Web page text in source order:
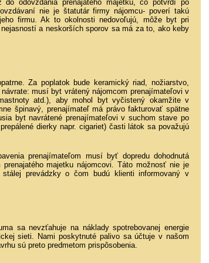
odovzdania prenajatého majetku, čo potvrdí po
nie je štatutár firmy nájomcu- poverí takú
firmu. Ak to okolnosti nedovoľujú, môže byt pri
a neskorších sporov sa má za to, ako keby
Za poplatok bude keramický riad, nožiarstvo,
musí byt vrátený nájomcom prenajímateľovi v
atd.), aby mohol byt vyčistený okamžite v
špinavý, prenajímateľ má právo fakturovať spätne
byt navrátené prenajímateľovi v suchom stave po
dierky napr. cigariet) časti látok sa považujú
prenajímateľom musí byť dopredu dohodnutá
majetku nájomcovi. Táto možnosť nie je
prevádzky o čom budú klienti informovaný v
sa nevzťahuje na náklady spotrebovanej energie
sieti. Nami poskytnuté palivo sa účtuje v našom
sú preto predmetom prispôsobenia.